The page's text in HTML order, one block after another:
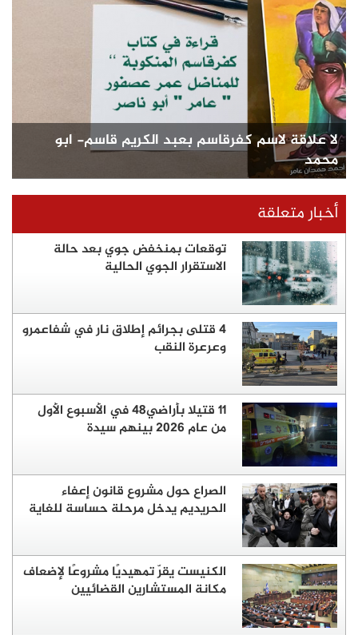
لا علاقة لاسم كفرقاسم بعبد الكريم قاسم- ابو
محمد
أخبار متعلقة
توقعات بمنخفض جوي بعد حالة
الاستقرار الجوي الحالية
4 قتلى بجرائم إطلاق نار في شفاعمرو
وعرعرة النقب
11 قتيلا بأراضي48 في الأسبوع الأول
من عام 2026 بينهم سيدة
الصراع حول مشروع قانون إعفاء
الحريديم يدخل مرحلة حساسة للغاية
الكنيست يقرّ تمهيديًا مشروعًا لإضعاف
مكانة المستشارين القضائيين